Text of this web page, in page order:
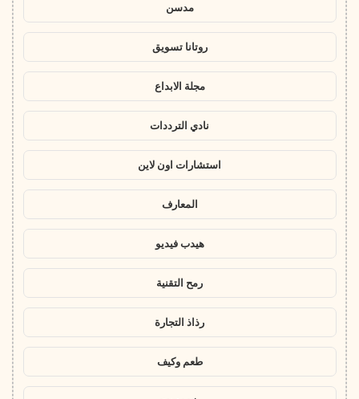
مدسن
روتانا تسويق
مجلة الابداع
نادي الترددات
استشارات اون لاين
المعارف
هيدب فيديو
رمح التقنية
رذاذ التجارة
طعم وكيف